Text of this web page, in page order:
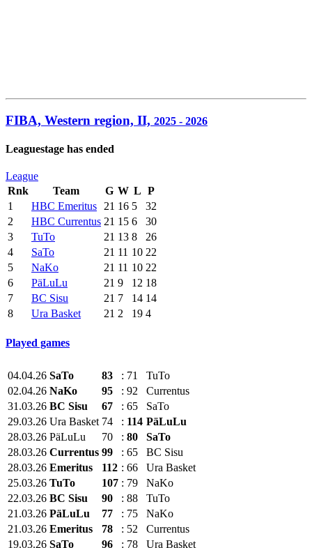
FIBA, Western region, II, 2025 - 2026
Leaguestage has ended
League
Rnk
Team G W L P
1
HBC Emeritus 21 16 5
32
2
HBC Currentus 21 15 6
30
3
TuTo 21 13 8
26
4
SaTo 21 11 10 22
5
NaKo 21 11 10 22
6
PäLuLu 21 9 12 18
7
BC Sisu 21 7 14 14
8
Ura Basket 21 2 19 4
Played games
04.04.26 SaTo 83 : 71
TuTo
02.04.26 NaKo 95 : 92
Currentus
31.03.26 BC Sisu 67 : 65
SaTo
29.03.26 Ura Basket 74 : 114 PäLuLu
28.03.26 PäLuLu 70 : 80
SaTo
28.03.26 Currentus 99 : 65
BC Sisu
28.03.26 Emeritus 112 : 66
Ura Basket
25.03.26 TuTo 107 : 79
NaKo
22.03.26 BC Sisu 90 : 88
TuTo
21.03.26 PäLuLu 77 : 75
NaKo
21.03.26 Emeritus 78 : 52
Currentus
19.03.26 SaTo 96 : 78
Ura Basket